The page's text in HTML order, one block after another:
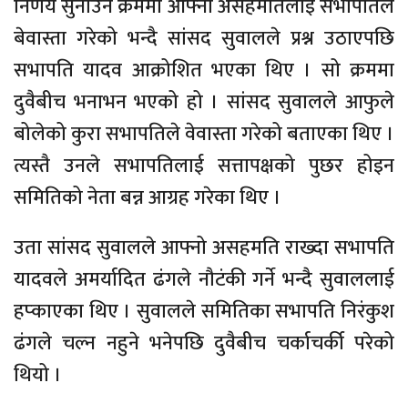
बेवास्ता गरेको भन्दै सांसद सुवालले प्रश्न उठाएपछि
सभापति यादव आक्रोशित भएका थिए । सो क्रममा
दुवैबीच भनाभन भएको हो । सांसद सुवालले आफुले
बोलेको कुरा सभापतिले वेवास्ता गरेको बताएका थिए ।
त्यस्तै उनले सभापतिलाई सत्तापक्षको पुछर होइन
समितिको नेता बन्न आग्रह गरेका थिए ।
उता सांसद सुवालले आफ्नो असहमति राख्दा सभापति
यादवले अमर्यादित ढंगले नौटंकी गर्ने भन्दै सुवाललाई
हप्काएका थिए । सुवालले समितिका सभापति निरंकुश
ढंगले चल्न नहुने भनेपछि दुवैबीच चर्काचर्की परेको
थियो ।